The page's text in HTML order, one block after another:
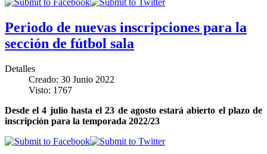
Periodo de nuevas inscripciones para la
sección de fútbol sala
Detalles
Creado: 30 Junio 2022
Visto: 1767
Desde el 4 julio hasta el 23 de agosto estará abierto el plazo de
inscripción para la temporada 2022/23